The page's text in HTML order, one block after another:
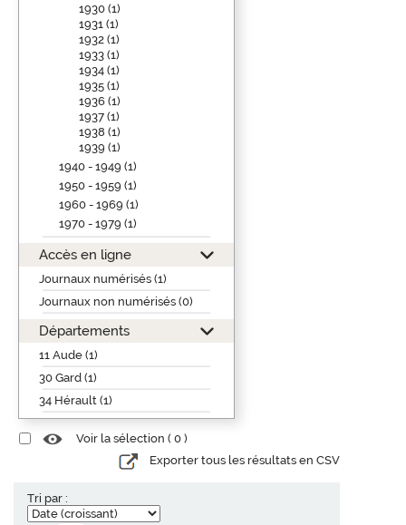
1930 (1)
1931 (1)
1932 (1)
1933 (1)
1934 (1)
1935 (1)
1936 (1)
1937 (1)
1938 (1)
1939 (1)
1940 - 1949 (1)
1950 - 1959 (1)
1960 - 1969 (1)
1970 - 1979 (1)
Accès en ligne
Journaux numérisés (1)
Journaux non numérisés (0)
Départements
11 Aude (1)
30 Gard (1)
34 Hérault (1)
Voir la sélection ( 0 )
Exporter tous les résultats en CSV
Tri par :